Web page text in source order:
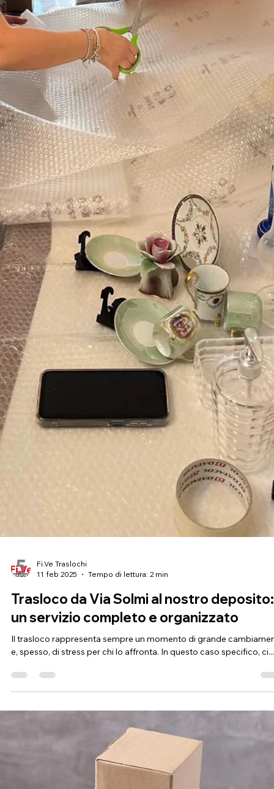
11 feb 2025
Tempo di lettura: 2 min
Trasloco da Via Solmi al nostro deposito:
un servizio completo e organizzato
Il trasloco rappresenta sempre un momento di grande
e, spesso, di stress per chi lo affronta. In questo caso specifico, ci...